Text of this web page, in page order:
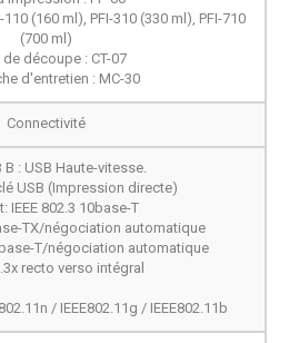
(160 ml), PFI-310 (330 ml), PFI-710
(700 ml)
de découpe : CT-07
d'entretien : MC-30
Connectivité
B : USB Haute-vitesse.
USB (Impression directe)
IEEE 802.3 10base-T
TX/négociation automatique
T/négociation automatique
recto verso intégral
/ IEEE802.11g / IEEE802.11b